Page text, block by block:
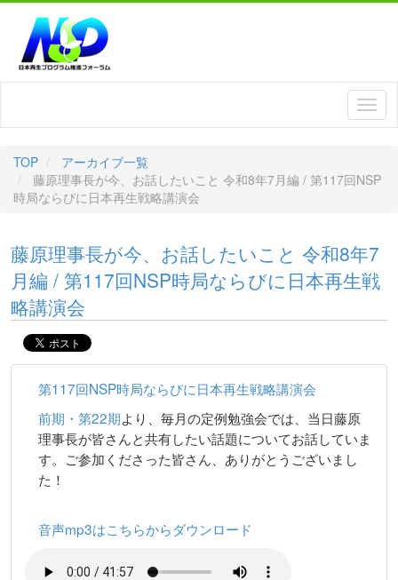
TOP
アーカイブ一覧
藤原理事長が今、お話したいこと 令和8年7月編 / 第117回NSP
時局ならびに日本再生戦略講演会
藤原理事長が今、お話したいこと 令和8年7
月編 / 第117回NSP時局ならびに日本再生戦
略講演会
第117回NSP時局ならびに日本再生戦略講演会
前期・第22期より、毎月の定例勉強会では、当日藤原
理事長が皆さんと共有したい話題についてお話していま
す。ご参加くださった皆さん、ありがとうございまし
た！
音声mp3はこちらからダウンロード